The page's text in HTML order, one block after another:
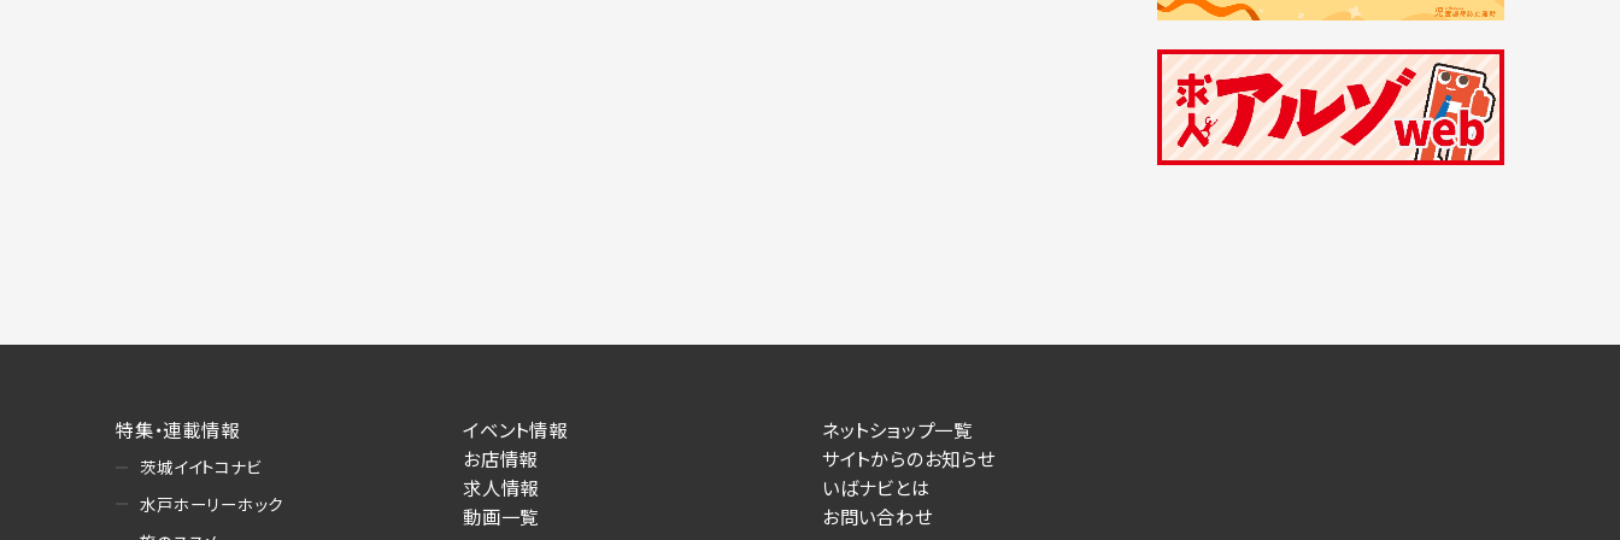
・提供の手段又は方法
(2)お客様がネット予約フォームより個人情報を送信した事業主（広告主）への提供
・提供の目的
お客様が予約申し込みを行った店舗によるお客様に対するサービス提供、およびその履行に伴うお客様
への連絡・情報提供
・提供する個人情報の項目
特集・連載情報
茨城イイトコナビ
水戸ホーリーホック
イベント情報
お店情報
求人情報
動画一覧
ネットショップ一覧
サイトからのお知らせ
いばナビとは
お問い合わせ